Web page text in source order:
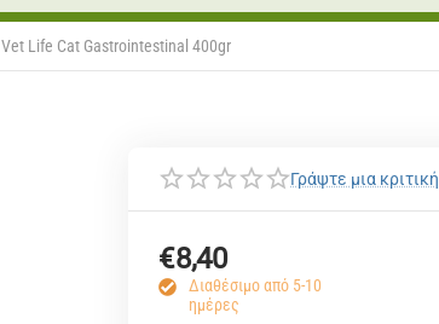
Vet Life Cat Gastrointestinal 400gr
Γράψτε μια κριτική
€8,40
Διαθέσιμο από 5-10
ημέρες